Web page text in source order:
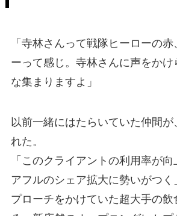
「寺林さんって戦隊ヒーローの
ーって感じ。寺林さんに声をかけ
な集まりますよ」
以前一緒にはたらいていた仲間が
れた。
「このクライアントの利用率が
アフルのシェア拡大に勢いがつく
プローチをかけていた超大手の飲